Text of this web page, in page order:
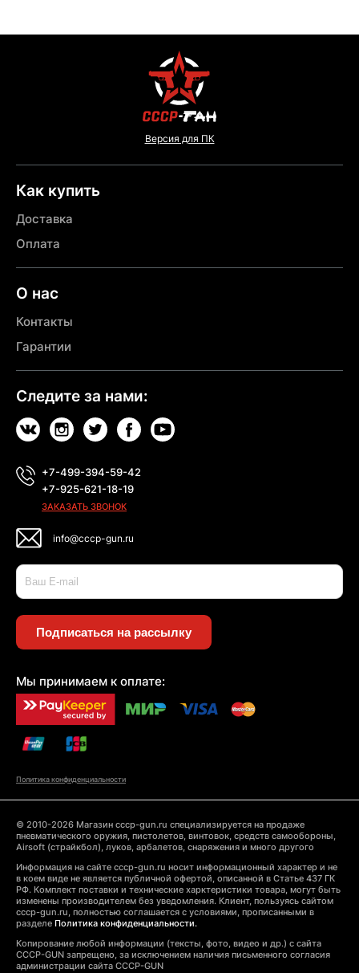
Версия для ПК
Как купить
Доставка
Оплата
О нас
Контакты
Гарантии
Следите за нами:
+7-499-394-59-42
+7-925-621-18-19
ЗАКАЗАТЬ ЗВОНОК
info@cccp-gun.ru
Подписаться на рассылку
Мы принимаем к оплате:
Политика конфиденциальности
© 2010-2026 Магазин cccp-gun.ru специализируется на продаже
пневматического оружия, пистолетов, винтовок, средств самообороны,
Airsoft (страйкбол), луков, арбалетов, снаряжения и много другого
Информация на сайте cccp-gun.ru носит информационный характер и не
в коем виде не является публичной офертой, описанной в Статье 437 ГК
РФ. Комплект поставки и технические харктеристики товара, могут быть
изменены производителем без уведомления. Клиент, пользуясь сайтом
cccp-gun.ru, полностью соглашается с условиями, прописанными в
разделе Политика конфиденциальности.
Копирование любой информации (тексты, фото, видео и др.) с сайта
CCCP-GUN запрещено, за исключением наличия письменного согласия
администрации сайта CCCP-GUN